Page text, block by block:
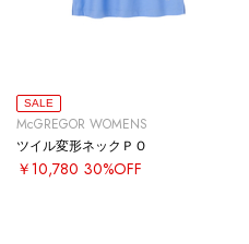
SALE
McGREGOR WOMENS
ツイル変形ネックＰＯ
￥10,780 30%OFF